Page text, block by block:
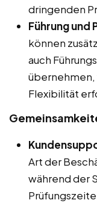
dringenden
Führung
können
auch
Flexibilität
Art der
während der